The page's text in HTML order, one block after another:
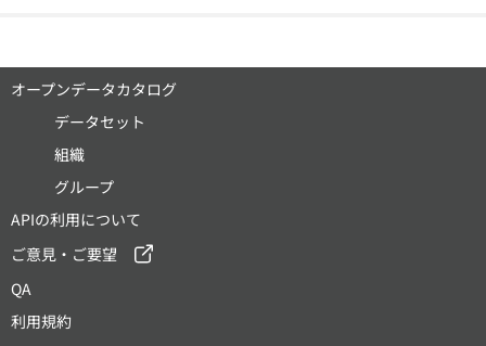
オープンデータカタログ
データセット
組織
グループ
APIの利用について
ご意見・ご要望
QA
利用規約